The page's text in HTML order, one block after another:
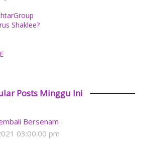
Shaklee?
Posts Minggu Ini
Bersenam
03:00:00 pm